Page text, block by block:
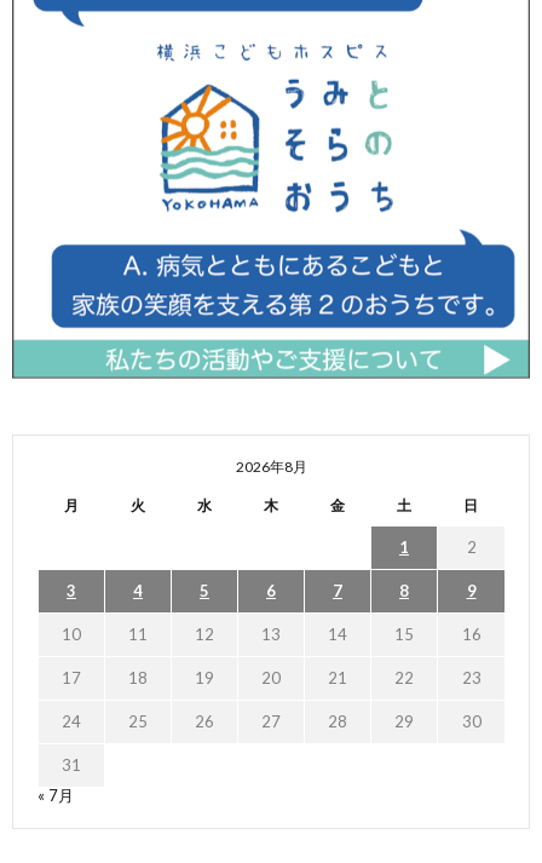
2026年8月
月 火 水 木 金 土 日
1 2
3 4 5 6 7 8 9
10 11 12 13 14 15 16
17 18 19 20 21 22 23
24 25 26 27 28 29 30
31
« 7月